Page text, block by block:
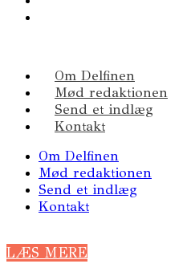
Om Delfinen
Mød redaktionen
Send et indlæg
Kontakt
Om Delfinen
Mød redaktionen
Send et indlæg
Kontakt
LÆS MERE